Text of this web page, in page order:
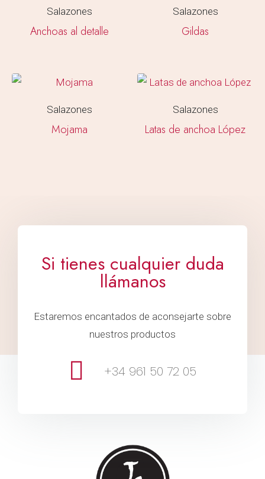
Salazones
Anchoas al detalle
Salazones
Gildas
Salazones
Mojama
Salazones
Latas de anchoa López
Si tienes cualquier duda
llámanos
Estaremos encantados de aconsejarte sobre
nuestros productos
+34 961 50 72 05